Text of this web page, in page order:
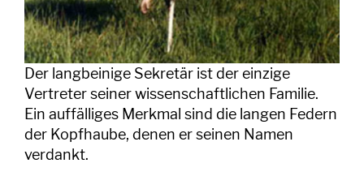
Der langbeinige Sekretär ist der einzige
Vertreter seiner wissenschaftlichen Familie.
Ein auffälliges Merkmal sind die langen Federn
der Kopfhaube, denen er seinen Namen
verdankt.